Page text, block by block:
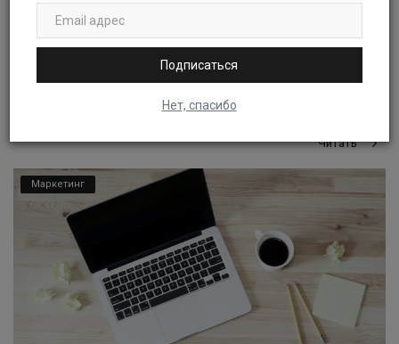
Подписаться
Нет, спасибо
маркетплейсов...
Oleg Kuklin Фев 28, 2023 0 993
Хотите выбрать сервис аналитики для маркетплейсов?
Читать
Маркетинг